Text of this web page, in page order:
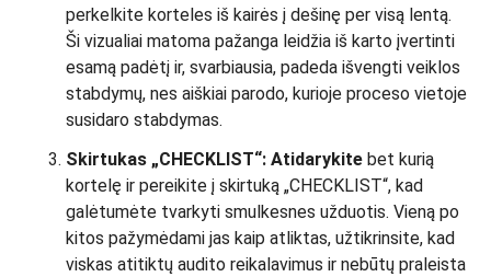
perkelkite korteles iš kairės į dešinę per visą lentą.
Ši vizualiai matoma pažanga leidžia iš karto įvertinti
esamą padėtį ir, svarbiausia, padeda išvengti veiklos
stabdymų, nes aiškiai parodo, kurioje proceso vietoje
susidaro stabdymas.
Skirtukas „CHECKLIST“: Atidarykite bet kurią
kortelę ir pereikite į skirtuką „CHECKLIST“, kad
galėtumėte tvarkyti smulkesnes užduotis. Vieną po
kitos pažymėdami jas kaip atliktas, užtikrinsite, kad
viskas atitiktų audito reikalavimus ir nebūtų praleista